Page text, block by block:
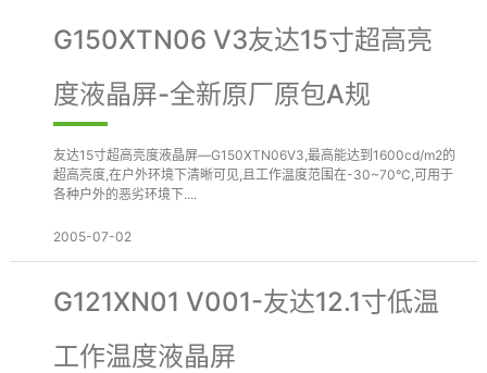
G150XTN06 V3友达15寸超高亮
度液晶屏-全新原厂原包A规
友达15寸超高亮度液晶屏—G150XTN06V3,最高能达到1600cd/m2的
超高亮度,在户外环境下清晰可见,且工作温度范围在-30~70°C,可用于
各种户外的恶劣环境下....
2005-07-02
G121XN01 V001-友达12.1寸低温
工作温度液晶屏